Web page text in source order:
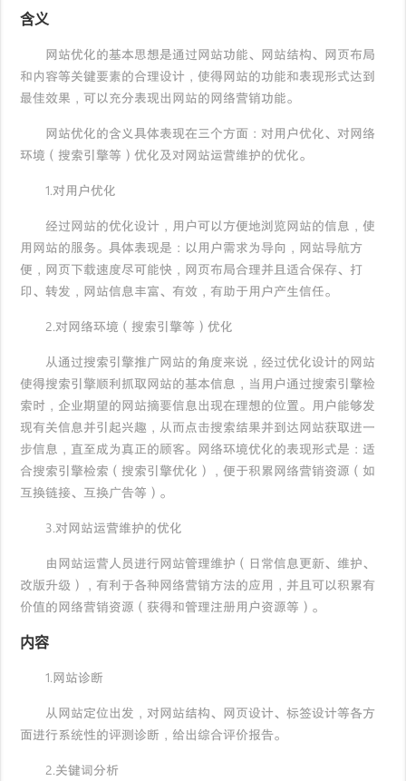
含义
网站优化的基本思想是通过网站功能、网站结构、网页布局
和内容等关键要素的合理设计，使得网站的功能和表现形式达到
最佳效果，可以充分表现出网站的网络营销功能。
网站优化的含义具体表现在三个方面：对用户优化、对网络
环境（搜索引擎等）优化及对网站运营维护的优化。
1.对用户优化
经过网站的优化设计，用户可以方便地浏览网站的信息，使
用网站的服务。具体表现是：以用户需求为导向，网站导航方
便，网页下载速度尽可能快，网页布局合理并且适合保存、打
印、转发，网站信息丰富、有效，有助于用户产生信任。
2.对网络环境（搜索引擎等）优化
从通过搜索引擎推广网站的角度来说，经过优化设计的网站
使得搜索引擎顺利抓取网站的基本信息，当用户通过搜索引擎检
索时，企业期望的网站摘要信息出现在理想的位置。用户能够发
现有关信息并引起兴趣，从而点击搜索结果并到达网站获取进一
步信息，直至成为真正的顾客。网络环境优化的表现形式是：适
合搜索引擎检索（搜索引擎优化），便于积累网络营销资源（如
互换链接、互换广告等）。
3.对网站运营维护的优化
由网站运营人员进行网站管理维护（日常信息更新、维护、
改版升级），有利于各种网络营销方法的应用，并且可以积累有
价值的网络营销资源（获得和管理注册用户资源等）。
内容
1.网站诊断
从网站定位出发，对网站结构、网页设计、标签设计等各方
面进行系统性的评测诊断，给出综合评价报告。
2.关键词分析